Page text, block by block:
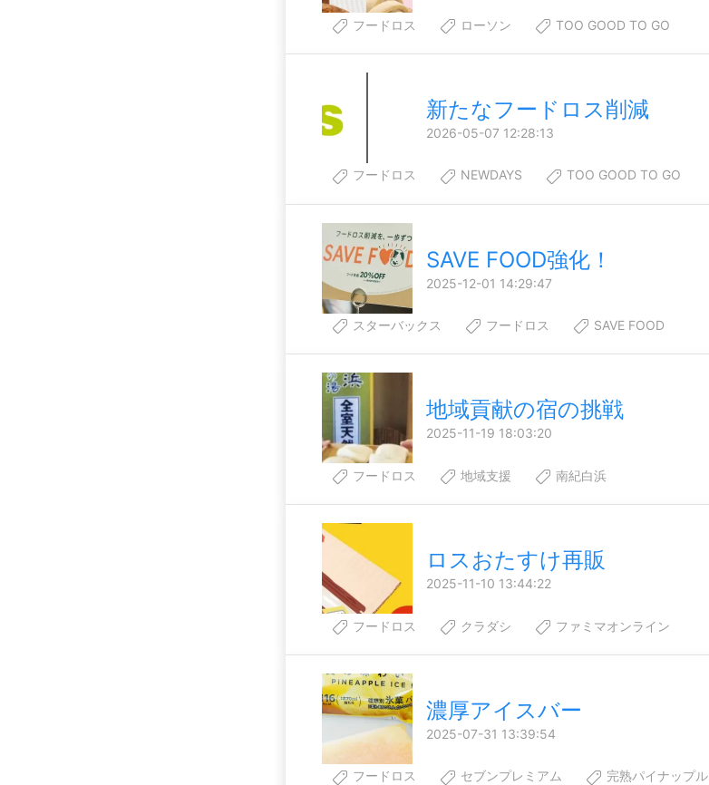
フードロス ローソン TOO GOOD TO GO
新たなフードロス削減
2026-05-07 12:28:13
フードロス NEWDAYS TOO GOOD TO GO
SAVE FOOD強化！
2025-12-01 14:29:47
スターバックス フードロス SAVE FOOD
地域貢献の宿の挑戦
2025-11-19 18:03:20
フードロス 地域支援 南紀白浜
ロスおたすけ再販
2025-11-10 13:44:22
フードロス クラダシ ファミマオンライン
濃厚アイスバー
2025-07-31 13:39:54
フードロス セブンプレミアム 完熟パイナップル